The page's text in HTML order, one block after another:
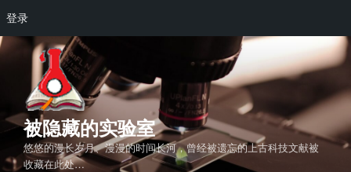
登录
跳
被隐藏的实验室
悠悠的漫长岁月、漫漫的时间长河，曾经被遗忘的上古科技文献被
收藏在此处…